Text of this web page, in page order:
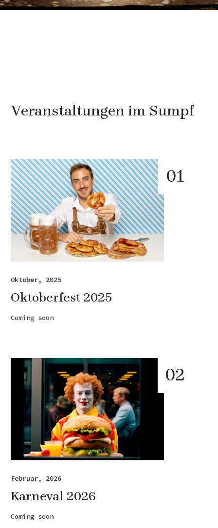
Veranstaltungen im Sumpf
01
Oktober, 2025
Oktoberfest 2025
Coming soon
02
Februar, 2026
Karneval 2026
Coming soon